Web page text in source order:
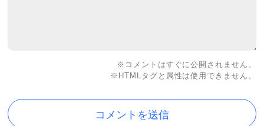
※コメントはすぐに公開されません。
※HTMLタグと属性は使用できません。